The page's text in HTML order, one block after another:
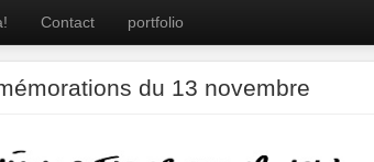
Contact portfolio
du 13 novembre